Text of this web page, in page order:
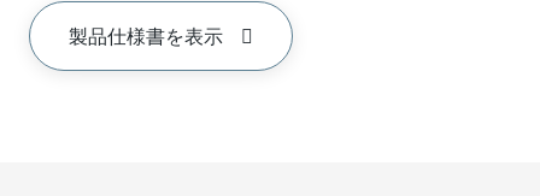
製品仕様書を表示